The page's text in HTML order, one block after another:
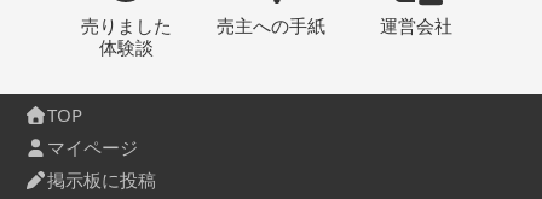
売りました
体験談
売主への手紙 運営会社
TOP
マイページ
掲示板に投稿